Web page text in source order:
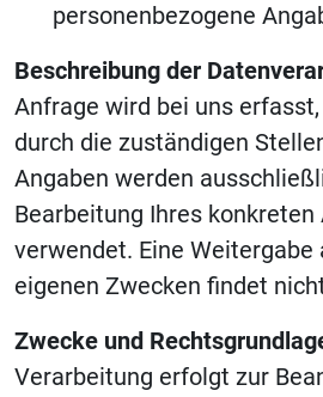
personenbezogene
Beschreibung der
Anfrage wird bei uns
durch die zuständigen
Angaben werden
Bearbeitung Ihres konkreten
verwendet. Eine Weitergabe
eigenen Zwecken findet
Zwecke und
Verarbeitung erfolgt zur